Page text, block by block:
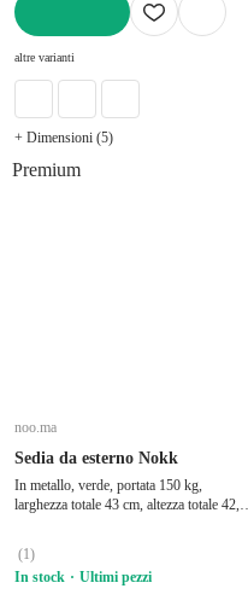
altre varianti
+ Dimensioni (5)
Premium
noo.ma
Sedia da esterno Nokk
In metallo, verde, portata 150 kg,
larghezza totale 43 cm, altezza totale 42,5
(1)
In stock
Ultimi pezzi